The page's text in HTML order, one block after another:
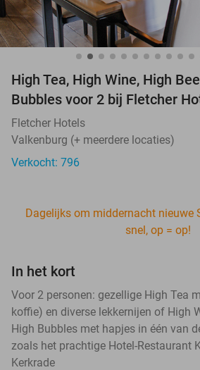
High Tea, High Wine, High
Bubbles voor 2 bij Fletcher
Fletcher Hotels
Valkenburg (+ meerdere locaties)
Verkocht: 796
Dagelijks om middernacht nieuwe
snel, op = op!
In het kort
Voor 2 personen: gezellige High Tea
koffie) en diverse lekkernijen of High
High Bubbles met hapjes in één van
zoals het prachtige Hotel-Restaurant
Kerkrade